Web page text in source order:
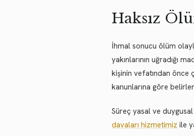
Haksız
İhmal sonucu ölüm
yakınlarının uğradığı
kişinin vefatından önce
kanunlarına göre
Süreç yasal ve
davaları hizmetimiz ile